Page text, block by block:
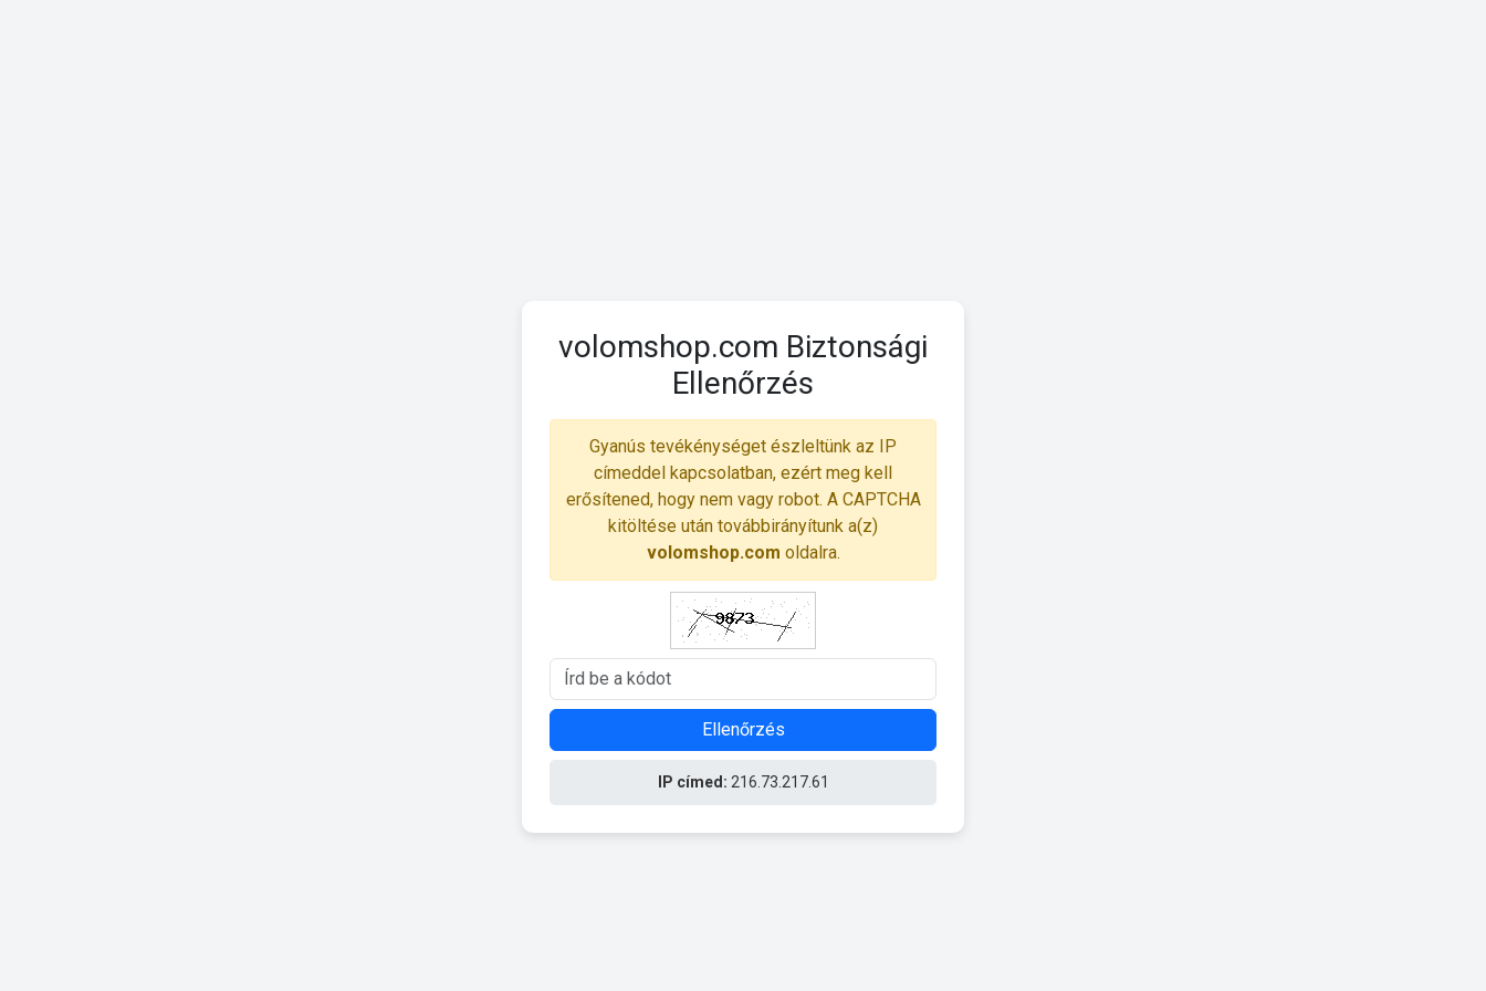
volomshop.com Biztonsági
Ellenőrzés
Gyanús tevékénységet észleltünk az IP
címeddel kapcsolatban, ezért meg kell
erősítened, hogy nem vagy robot. A CAPTCHA
kitöltése után továbbirányítunk a(z)
volomshop.com oldalra.
Ellenőrzés
IP címed: 216.73.217.61